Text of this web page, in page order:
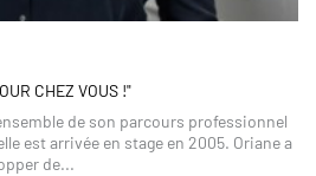
CHEZ VOUS !"
de son parcours professionnel
est arrivée en stage en 2005. Oriane a
de...